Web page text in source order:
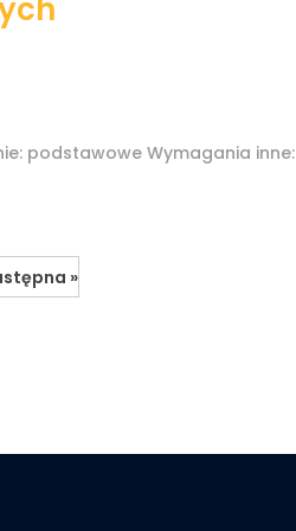
podstawowe Wymagania inne:
»